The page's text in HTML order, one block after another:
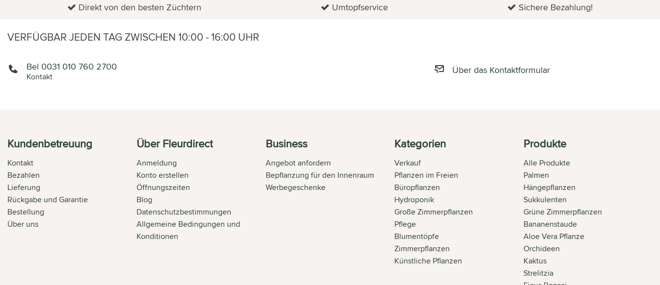
Direkt von den besten Züchtern Umtopfservice Sichere Bezahlung!
VERFÜGBAR JEDEN TAG ZWISCHEN 10:00 - 16:00 UHR
Bel 0031 010 760 2700
Kontakt
Über das Kontaktformular
Kundenbetreuung
Kontakt
Bezahlen
Lieferung
Rückgabe und Garantie
Bestellung
Über uns
Über Fleurdirect
Anmeldung
Konto erstellen
Öffnungszeiten
Blog
Datenschutzbestimmungen
Allgemeine Bedingungen und
Konditionen
Business
Angebot anfordern
Bepflanzung für den Innenraum
Werbegeschenke
Kategorien
Verkauf
Pflanzen im Freien
Büropflanzen
Hydroponik
Große Zimmerpflanzen
Pflege
Blumentöpfe
Zimmerpflanzen
Künstliche Pflanzen
Produkte
Alle Produkte
Palmen
Hängepflanzen
Sukkulenten
Grüne Zimmerpflanzen
Bananenstaude
Aloe Vera Pflanze
Orchideen
Kaktus
Strelitzia